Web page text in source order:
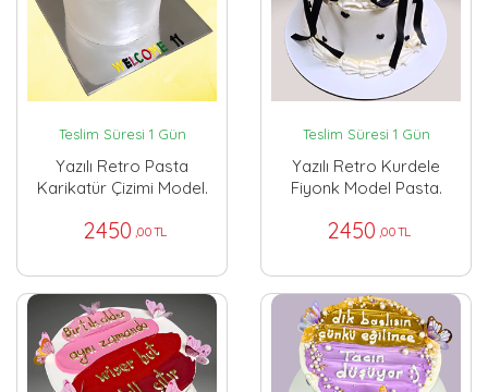
Teslim Süresi 1 Gün
Yazılı Retro Pasta
Karikatür Çizimi Model.
2450 ,00 TL
Teslim Süresi 1 Gün
Yazılı Retro Kurdele
Fiyonk Model Pasta.
2450 ,00 TL